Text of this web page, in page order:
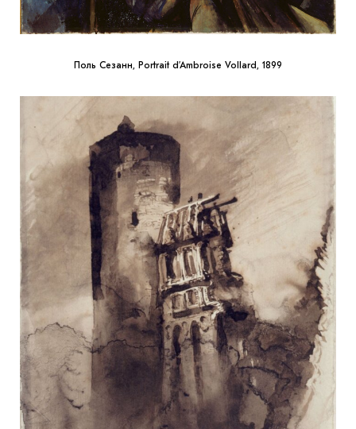
Поль Сезанн, Portrait d’Ambroise Vollard, 1899